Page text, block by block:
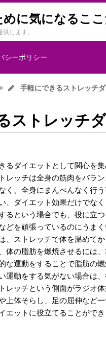
に気になるこ
します。
シーポリシー
手軽にできるストレッチ
ストレッチ
るダイエットとして関心を
レッチは全身の筋肉をバラ
く、 全身にまんべんなく行
、ダイエット効果だけでな
るという場合でも、役に立
どを頑張っているのにうま
、ストレッチで体を温めて
体の脂肪を燃焼させるには
な運動をすることで脂肪の
運動をする気がない場合は
レッチという側面がラジオ
上体そらし、足の屈伸など
エットに役立てることができ